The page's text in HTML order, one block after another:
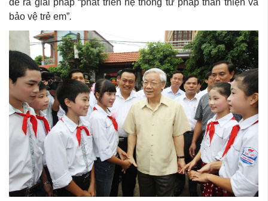
đề ra giải pháp “phát triển hệ thống tư pháp thân thiện và
bảo vệ trẻ em”.